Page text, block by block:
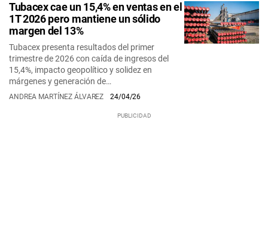
Tubacex cae un 15,4% en ventas en el
1T 2026 pero mantiene un sólido
margen del 13%
Tubacex presenta resultados del primer
trimestre de 2026 con caída de ingresos del
15,4%, impacto geopolítico y solidez en
márgenes y generación de…
ANDREA MARTÍNEZ ÁLVAREZ 24/04/26